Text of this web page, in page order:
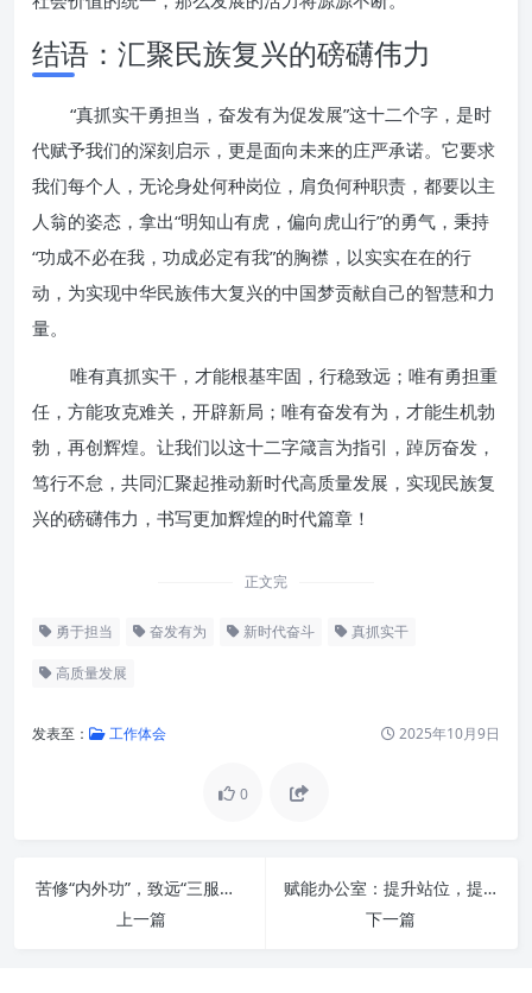
结语：汇聚民族复兴的磅礴伟力
“真抓实干勇担当，奋发有为促发展”这十二个字，是时
代赋予我们的深刻启示，更是面向未来的庄严承诺。它要求
我们每个人，无论身处何种岗位，肩负何种职责，都要以主
人翁的姿态，拿出“明知山有虎，偏向虎山行”的勇气，秉持
“功成不必在我，功成必定有我”的胸襟，以实实在在的行
动，为实现中华民族伟大复兴的中国梦贡献自己的智慧和力
量。
唯有真抓实干，才能根基牢固，行稳致远；唯有勇担重
任，方能攻克难关，开辟新局；唯有奋发有为，才能生机勃
勃，再创辉煌。让我们以这十二字箴言为指引，踔厉奋发，
笃行不怠，共同汇聚起推动新时代高质量发展，实现民族复
兴的磅礴伟力，书写更加辉煌的时代篇章！
正文完
勇于担当 奋发有为 新时代奋斗 真抓实干
高质量发展
发表至： 工作体会 2025年10月9日
0
苦修“内外功”，致远“三服务”：新时代办公室工作的卓越之道
上一篇
赋能办公室：提升站位，提高水平，推进工作再上新台阶的全面指南
下一篇